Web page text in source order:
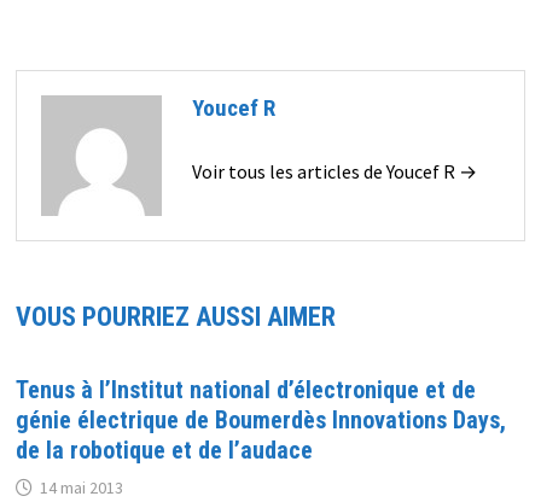
Youcef R
Voir tous les articles de Youcef R →
VOUS POURRIEZ AUSSI AIMER
Tenus à l’Institut national d’électronique et de
génie électrique de Boumerdès Innovations Days,
de la robotique et de l’audace
14 mai 2013